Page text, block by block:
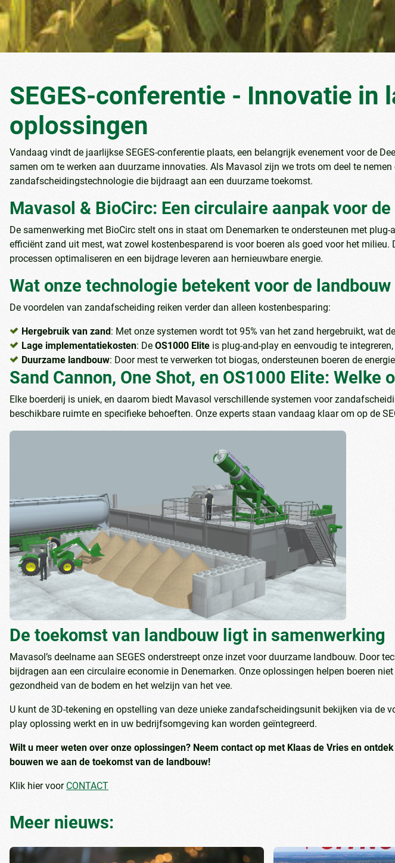
SEGES-conferentie - Innovatie in
oplossingen
Vandaag vindt de jaarlijkse SEGES-conferentie plaats, een belangrijk evenement voor de
samen om te werken aan duurzame innovaties. Als Mavasol zijn we trots om deel te
zandafscheidingstechnologie die bijdraagt aan een duurzame toekomst.
Mavasol & BioCirc: Een circulaire aanpak voor
De samenwerking met BioCirc stelt ons in staat om Denemarken te ondersteunen met
efficiënt zand uit mest, wat zowel kostenbesparend is voor boeren als goed voor het
processen optimaliseren en een bijdrage leveren aan hernieuwbare energie.
Wat onze technologie betekent voor de landbouw
De voordelen van zandafscheiding reiken verder dan alleen kostenbesparing:
Hergebruik van zand: Met onze systemen wordt tot 95% van het zand hergebruikt, wat
Lage implementatiekosten: De OS1000 Elite is plug-and-play en eenvoudig te
Duurzame landbouw: Door mest te verwerken tot biogas, ondersteunen boeren de
Sand Cannon, One Shot, en OS1000 Elite:
Elke boerderij is uniek, en daarom biedt Mavasol verschillende systemen voor
beschikbare ruimte en specifieke behoeften. Onze experts staan vandaag klaar om op de
De toekomst van landbouw ligt in samenwerking
Mavasol’s deelname aan SEGES onderstreept onze inzet voor duurzame landbouw.
bijdragen aan een circulaire economie in Denemarken. Onze oplossingen helpen boeren
gezondheid van de bodem en het welzijn van het vee.
U kunt de 3D-tekening en opstelling van deze unieke zandafscheidingsunit bekijken via de
play oplossing werkt en in uw bedrijfsomgeving kan worden geïntegreerd.
Wilt u meer weten over onze oplossingen? Neem contact op met Klaas de Vries en
bouwen we aan de toekomst van de landbouw!
Klik hier voor CONTACT
Meer nieuws: